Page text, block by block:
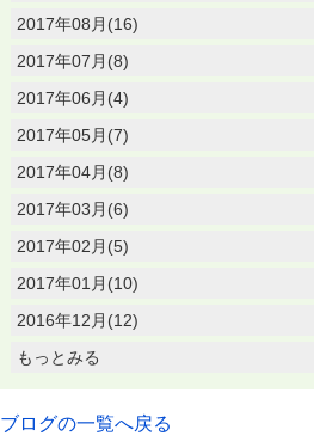
2017年08月(16)
2017年07月(8)
2017年06月(4)
2017年05月(7)
2017年04月(8)
2017年03月(6)
2017年02月(5)
2017年01月(10)
2016年12月(12)
もっとみる
ブログの一覧へ戻る